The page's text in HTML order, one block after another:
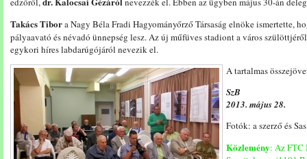
Takács Tibora Nagy Béla Fradi Hagyományőrző Társaság elnöke ismertette,
pályaavató és névadó ünnepség lesz. Az új műfüves stadiont a város
egykori híres labdarúgójáról nevezik el.
A tartalmas
SzB
2013. május 28.
Fotók: a szerző és
Közlemény: Az FTC